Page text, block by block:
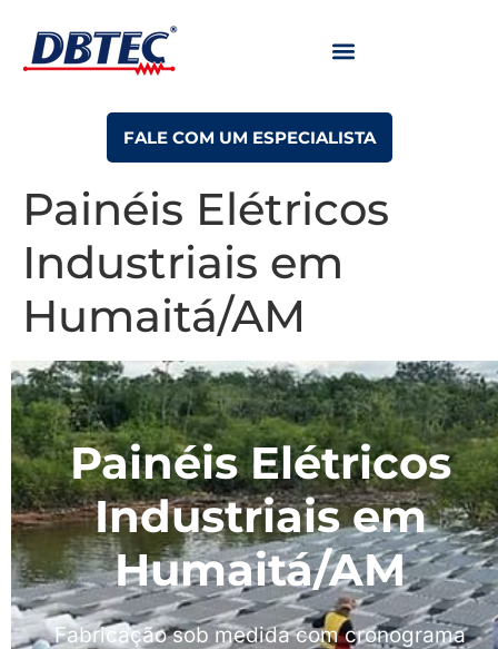
FALE COM UM ESPECIALISTA
Painéis Elétricos
Industriais em
Humaitá/AM
Painéis Elétricos
Industriais em
Humaitá/AM
Fabricação sob medida com cronograma